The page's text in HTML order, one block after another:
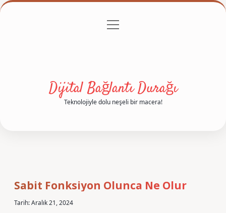
Gizlilik Politikası
menüyü
Dijital Bağlantı Durağı
Teknolojiyle dolu neşeli bir macera!
Sabit Fonksiyon Olunca Ne Olur
Tarih: Aralık 21, 2024